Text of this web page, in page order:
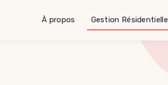
À propos Gestion Résidentielle